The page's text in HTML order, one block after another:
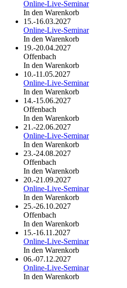
Online-Live-Seminar
In den Warenkorb
15.-16.03.2027
Online-Live-Seminar
In den Warenkorb
19.-20.04.2027
Offenbach
In den Warenkorb
10.-11.05.2027
Online-Live-Seminar
In den Warenkorb
14.-15.06.2027
Offenbach
In den Warenkorb
21.-22.06.2027
Online-Live-Seminar
In den Warenkorb
23.-24.08.2027
Offenbach
In den Warenkorb
20.-21.09.2027
Online-Live-Seminar
In den Warenkorb
25.-26.10.2027
Offenbach
In den Warenkorb
15.-16.11.2027
Online-Live-Seminar
In den Warenkorb
06.-07.12.2027
Online-Live-Seminar
In den Warenkorb